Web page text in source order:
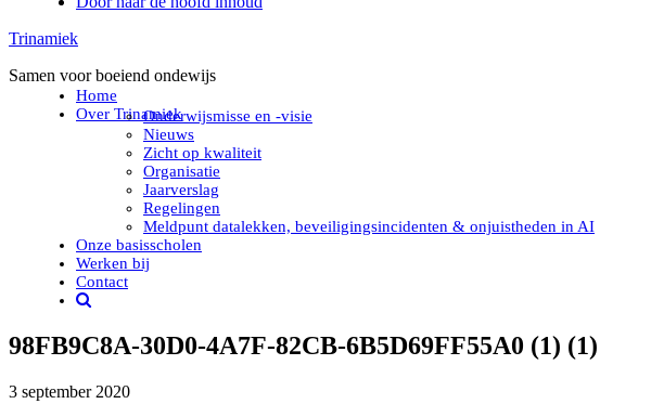
Trinamiek
Samen voor boeiend ondewijs
Home
Over TrinamiekOnderwijsmisse en -visie
Nieuws
Zicht op kwaliteit
Organisatie
Jaarverslag
Regelingen
Meldpunt datalekken, beveiligingsincidenten & onjuistheden in AI
Onze basisscholen
Werken bij
Contact
98FB9C8A-30D0-4A7F-82CB-6B5D69FF55A0 (1) (1)
3 september 2020